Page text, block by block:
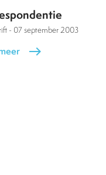
- 07 september 2003
east